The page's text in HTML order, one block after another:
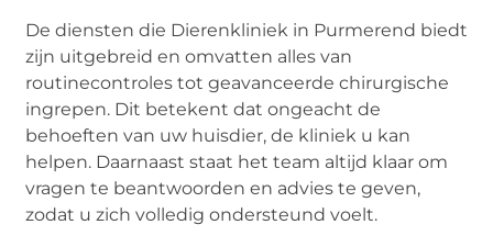
De diensten die Dierenkliniek in Purmerend biedt
zijn uitgebreid en omvatten alles van
routinecontroles tot geavanceerde chirurgische
ingrepen. Dit betekent dat ongeacht de
behoeften van uw huisdier, de kliniek u kan
helpen. Daarnaast staat het team altijd klaar om
vragen te beantwoorden en advies te geven,
zodat u zich volledig ondersteund voelt.